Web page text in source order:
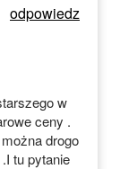
odpowiedz
w
ceny .
drogo
tu pytanie